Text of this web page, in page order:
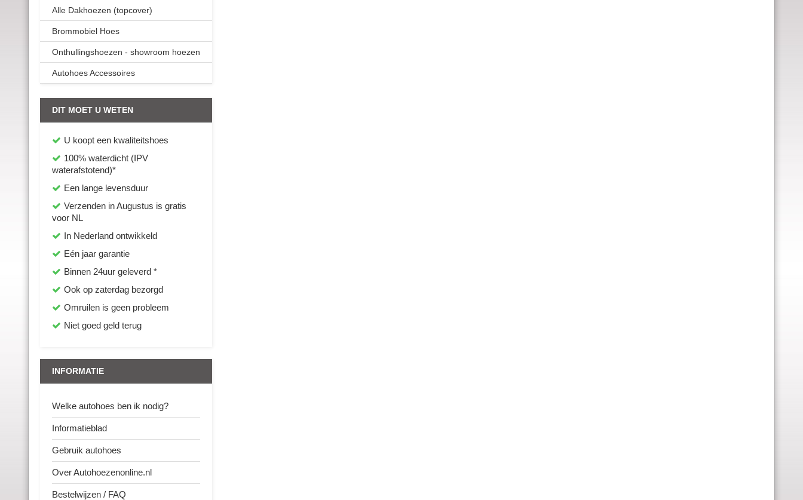
Alle Dakhoezen (topcover)
Brommobiel Hoes
Onthullingshoezen - showroom hoezen
Autohoes Accessoires
DIT MOET U WETEN
U koopt een kwaliteitshoes
100% waterdicht (IPV
waterafstotend)*
Een lange levensduur
Verzenden in Augustus is gratis
voor NL
In Nederland ontwikkeld
Eén jaar garantie
Binnen 24uur geleverd *
Ook op zaterdag bezorgd
Omruilen is geen probleem
Niet goed geld terug
INFORMATIE
Welke autohoes ben ik nodig?
Informatieblad
Gebruik autohoes
Over Autohoezenonline.nl
Bestelwijzen / FAQ